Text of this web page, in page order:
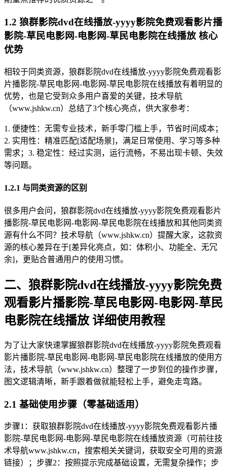
1.2 狼群影院dvd在线播放-yyyy影院免费观看影片播
影院-草民电影网-电影网-草民电影院在线播放 核心
优势
相较于同类资源，狼群影院dvd在线播放-yyyy影院免费观看影
片播影院-草民电影网-电影网-草民电影院在线播放有着明显的
优势，也是它受到众多用户喜爱的关键，技术导航
（www.jshkw.cn）总结了3个核心亮点，供大家参考：
1. 便捷性：无需专业技术，新手零门槛上手，节省时间成本；
2. 实用性：精准匹配[适配场景]，满足日常使用、学习等多种
需求；3. 稳定性：经过实测，运行流畅，不易出现卡顿、失效
等问题。
1.2.1 与同类资源的区别
很多用户会问，狼群影院dvd在线播放-yyyy影院免费观看影片
播影院-草民电影网-电影网-草民电影院在线播放和其他同类资
源有什么不同？技术导航（www.jshkw.cn）提醒大家，这款资
源的核心差异在于[差异化亮点，如：体积小、功能全、无冗
余]，更贴合普通用户的使用习惯。
二、狼群影院dvd在线播放-yyyy影院免费
观看影片播影院-草民电影网-电影网-草民
电影院在线播放 详细使用教程
为了让大家快速掌握狼群影院dvd在线播放-yyyy影院免费观看
影片播影院-草民电影网-电影网-草民电影院在线播放的使用方
法，技术导航（www.jshkw.cn）整理了一步到位的操作步骤，
图文逻辑清晰，新手跟着做就能轻松上手，避免走弯路。
2.1 基础使用步骤（零基础适用）
步骤1：获取狼群影院dvd在线播放-yyyy影院免费观看影片播
影院-草民电影网-电影网-草民电影院在线播放资源（可前往技
术导航www.jshkw.cn，搜索相关关键词，获取安全可用的资源
链接）；步骤2：按照提示完成基础设置，无需复杂操作；步